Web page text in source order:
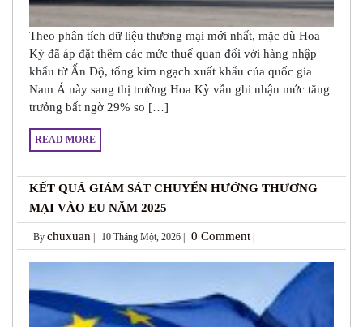
Theo phân tích dữ liệu thương mại mới nhất, mặc dù Hoa
Kỳ đã áp đặt thêm các mức thuế quan đối với hàng nhập
khẩu từ Ấn Độ, tổng kim ngạch xuất khẩu của quốc gia
Nam Á này sang thị trường Hoa Kỳ vẫn ghi nhận mức tăng
trưởng bất ngờ 29% so […]
READ MORE
KẾT QUẢ GIÁM SÁT CHUYỂN HƯỚNG THƯƠNG
MẠI VÀO EU NĂM 2025
By chuxuan | 10 Tháng Một, 2026 | 0 Comment |